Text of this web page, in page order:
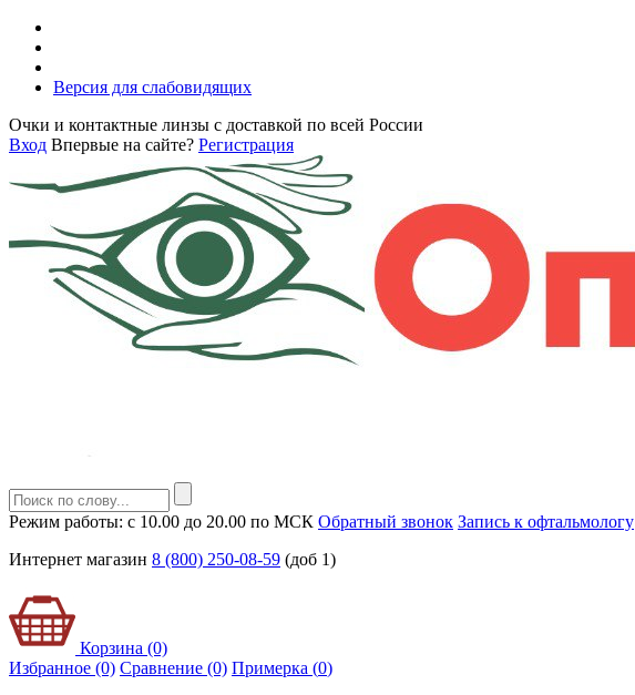
Версия для слабовидящих
Очки и контактные линзы с доставкой по всей России
Вход Впервые на сайте? Регистрация
Режим работы: с 10.00 до 20.00 по МСК Обратный звонок Запись к офтальмологу
Интернет магазин 8 (800) 250-08-59 (доб 1)
Корзина (0)
Избранное (0) Сравнение (0) Примерка (0)